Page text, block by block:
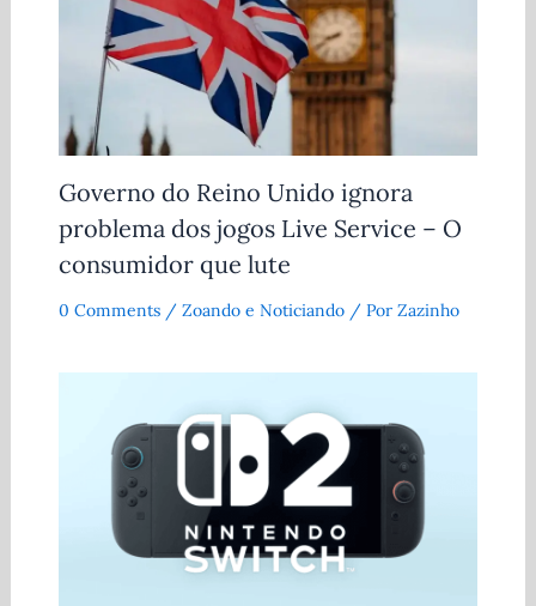
Governo do Reino Unido ignora
problema dos jogos Live Service – O
consumidor que lute
0 Comments / Zoando e Noticiando/ Por Zazinho